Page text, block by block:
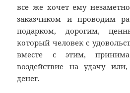
все же хочет ему
заказчиком и проводим
подарком, дорогим,
который человек с
вместе с этим,
воздействие на удачу
денег.